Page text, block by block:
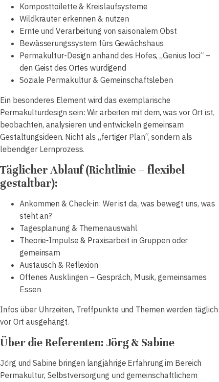
Komposttoilette & Kreislaufsysteme
Wildkräuter erkennen & nutzen
Ernte und Verarbeitung von saisonalem Obst
Bewässerungssystem fürs Gewächshaus
Permakultur-Design anhand des Hofes, „Genius loci“ –
den Geist des Ortes würdigend
Soziale Permakultur & Gemeinschaftsleben
Ein besonderes Element wird das exemplarische
Permakulturdesign sein: Wir arbeiten mit dem, was vor Ort ist,
beobachten, analysieren und entwickeln gemeinsam
Gestaltungsideen. Nicht als „fertiger Plan“, sondern als
lebendiger Lernprozess.
Täglicher Ablauf (Richtlinie – flexibel
gestaltbar):
Ankommen & Check-in: Wer ist da, was bewegt uns, was
steht an?
Tagesplanung & Themenauswahl
Theorie-Impulse & Praxisarbeit in Gruppen oder
gemeinsam
Austausch & Reflexion
Offenes Ausklingen – Gespräch, Musik, gemeinsames
Essen
Infos über Uhrzeiten, Treffpunkte und Themen werden täglich
vor Ort ausgehängt.
Über die Referenten: Jörg & Sabine
Jörg und Sabine bringen langjährige Erfahrung im Bereich
Permakultur, Selbstversorgung und gemeinschaftlichem